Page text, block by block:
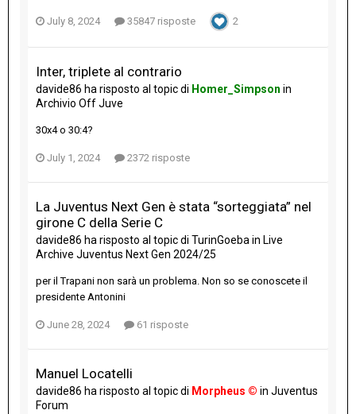
July 8, 2024 35847 risposte 2
Inter, triplete al contrario
davide86 ha risposto al topic di Homer_Simpson in
Archivio Off Juve
30x4 o 30:4?
July 1, 2024 2372 risposte
La Juventus Next Gen è stata “sorteggiata” nel
girone C della Serie C
davide86 ha risposto al topic di TurinGoeba in Live
Archive Juventus Next Gen 2024/25
per il Trapani non sarà un problema. Non so se conoscete il
presidente Antonini
June 28, 2024 61 risposte
Manuel Locatelli
davide86 ha risposto al topic di Morpheus © in Juventus
Forum